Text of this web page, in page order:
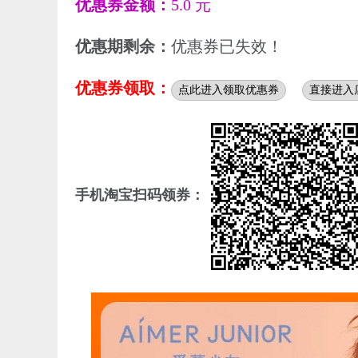
优惠券金额： 5.0 元
优惠期剩余： 优惠券已失效！
优惠券领取： 点此进入领取优惠券 直接进入
手机淘宝扫码领券：